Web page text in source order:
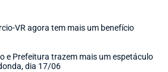
VR agora tem mais um benefício
e Prefeitura trazem mais um espetáculo
dia 17/06